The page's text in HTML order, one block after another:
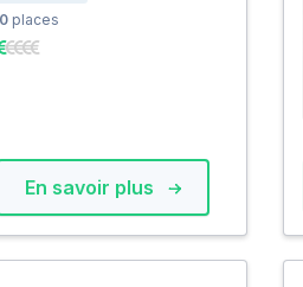
places
En savoir plus